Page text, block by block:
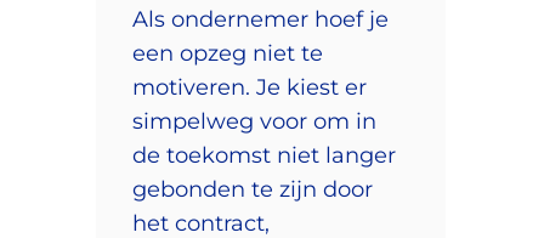
Als ondernemer hoef je
een opzeg niet te
motiveren. Je kiest er
simpelweg voor om in
de toekomst niet langer
gebonden te zijn door
het contract,